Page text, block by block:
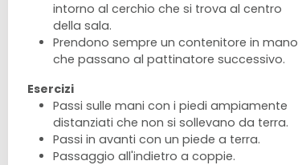
intorno al cerchio che si trova al centro
della sala.
Prendono sempre un contenitore in mano
che passano al pattinatore successivo.
Esercizi
Passi sulle mani con i piedi ampiamente
distanziati che non si sollevano da terra.
Passi in avanti con un piede a terra.
Passaggio all'indietro a coppie.